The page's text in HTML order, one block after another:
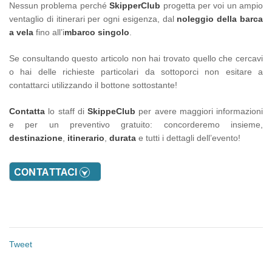
Nessun problema perchéSkipperClub progetta per voi un ampio
ventaglio di itinerari per ogni esigenza, dal noleggio della barca
a vela fino all’imbarco singolo
Se consultando questo articolo non hai trovato quello che cercavi
o hai delle richieste particolari da sottoporci non esitare a
contattarci utilizzando il bottone sottostante!
Contatta lo staff diSkippeClub per avere maggiori informazioni
e per un preventivo gratuito: concorderemo insieme,
destinazione itinerario durata e tutti i dettagli dell’evento!
Tweet